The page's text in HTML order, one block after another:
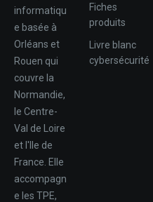
informatiqu
e basée à
Orléans et
Rouen qui
couvre la
Normandie,
le Centre-
Val de Loire
et l'Ile de
France. Elle
accompagn
e les TPE,
Fiches
produits
Livre blanc
cybersécurité